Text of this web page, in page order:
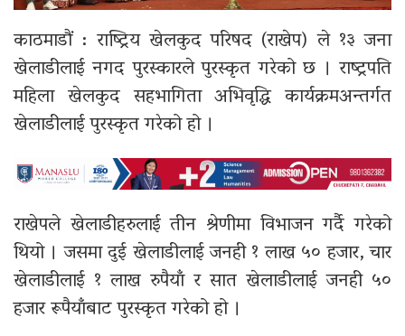
काठमाडौं : राष्ट्रिय खेलकुद परिषद (राखेप) ले १३ जना
खेलाडीलाई नगद पुरस्कारले पुरस्कृत गरेको छ । राष्ट्रपति
महिला खेलकुद सहभागिता अभिवृद्धि कार्यक्रमअन्तर्गत
खेलाडीलाई पुरस्कृत गरेको हो ।
राखेपले खेलाडीहरुलाई तीन श्रेणीमा विभाजन गर्दै गरेको
थियो । जसमा दुई खेलाडीलाई जनही १ लाख ५० हजार, चार
खेलाडीलाई १ लाख रुपैयाँ र सात खेलाडीलाई जनही ५०
हजार रूपैयाँबाट पुरस्कृत गरेको हो ।